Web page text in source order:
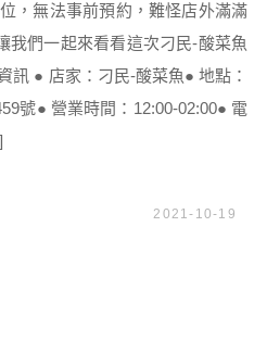
，無法事前預約，難怪店外滿滿
我們一起來看看這次刁民-酸菜魚
訊 ● 店家：刁民-酸菜魚● 地點：
號● 營業時間：12:00-02:00● 電
2021-10-19